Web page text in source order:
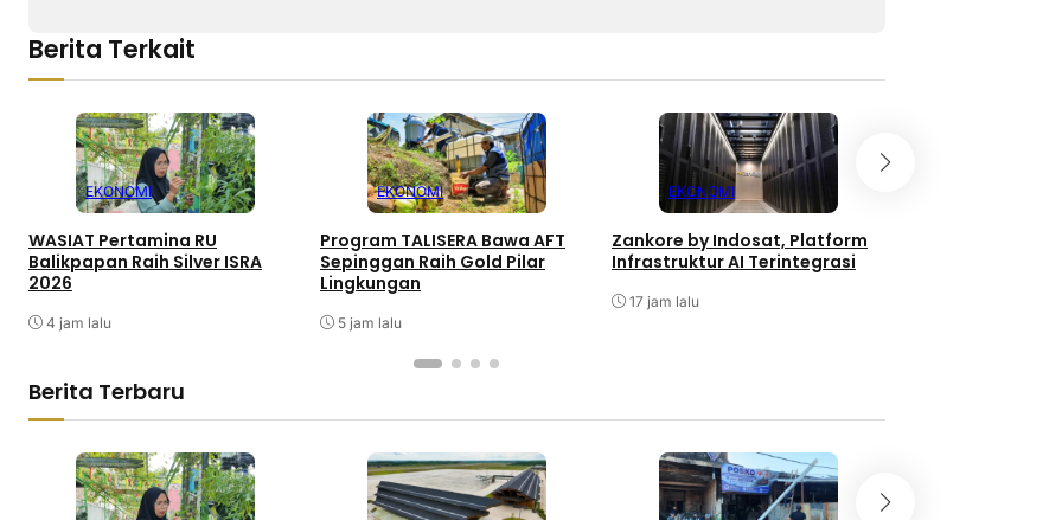
Berita Terkait
EKONOMI
WASIAT Pertamina RU
Balikpapan Raih Silver ISRA
2026
4 jam lalu
EKONOMI
Program TALISERA Bawa AFT
Sepinggan Raih Gold Pilar
Lingkungan
5 jam lalu
EKONOMI
Zankore by Indosat, Platform
Infrastruktur AI Terintegrasi
17 jam lalu
Berita Terbaru